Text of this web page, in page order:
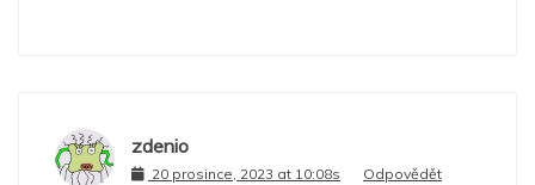
zdenio
20 prosince, 2023 at 10:08s Odpovědět